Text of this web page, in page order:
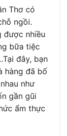
Thơ có
ngồi.
được nhiều
bữa tiệc
đây, bạn
hàng đã bố
như
gần gũi
ẩm thực